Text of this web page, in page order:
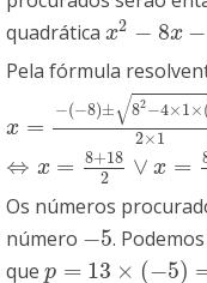
quadrática x2 − 8x −
x2−8x −65 =0
Pela fórmula
x =
−(−8)± 82 −4×1×
√
2×1
x= −( −8)±82−4×1×(−65)
⇔ x = 8+18
2
∨ x =
⇔x =8 +182∨x =8−182⇔
Os números
número −5
−5 .
que p = 13 × (−5)
p =13 ×(− 5) =−65